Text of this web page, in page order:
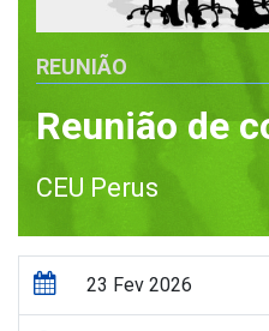
REUNIÃO
Reunião de
CEU Perus
23 Fev 2026